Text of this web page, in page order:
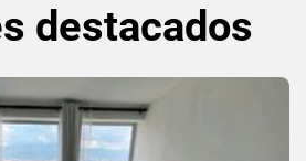
destacados